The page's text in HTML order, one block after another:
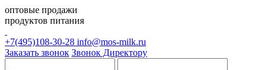
оптовые продажи
продуктов питания
+7(495)108-30-28 info@mos-milk.ru
Заказать звонок Звонок Директору